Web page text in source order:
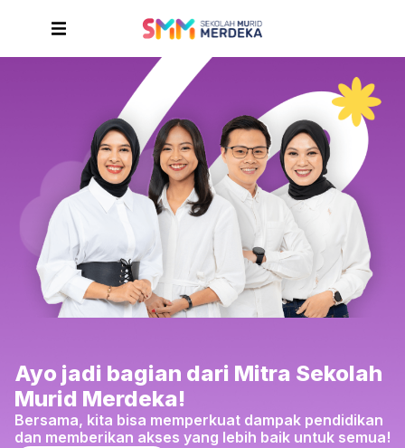
Ayo jadi bagian dari Mitra Sekolah
Murid Merdeka!
Bersama, kita bisa memperkuat dampak pendidikan
dan memberikan akses yang lebih baik untuk semua!